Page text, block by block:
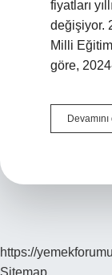
fiyatları
değişiyor.
Milli
göre,
https://
Sitemap